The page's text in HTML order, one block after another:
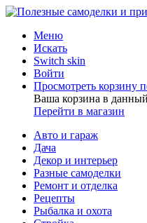
Меню
Искать
Switch skin
Войти
Просмотреть корзину
Ваша корзина в
Перейти в магазин
Авто и гараж
Дача
Декор и интерьер
Разные самоделки
Ремонт и отделка
Рецепты
Рыбалка и охота